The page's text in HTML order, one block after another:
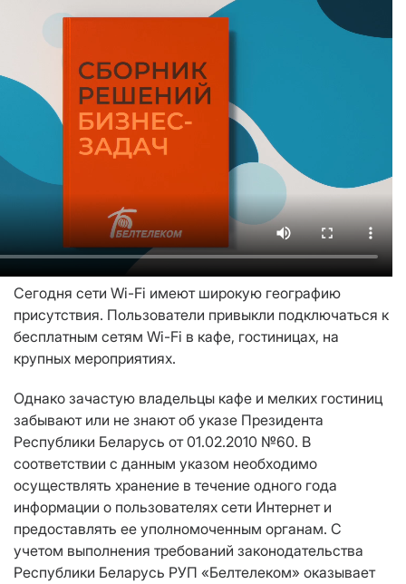
Сегодня сети Wi-Fi имеют широкую географию
присутствия. Пользователи привыкли подключаться к
бесплатным сетям Wi-Fi в кафе, гостиницах, на
крупных мероприятиях.
Однако зачастую владельцы кафе и мелких гостиниц
забывают или не знают об указе Президента
Республики Беларусь от 01.02.2010 №60. В
соответствии с данным указом необходимо
осуществлять хранение в течение одного года
информации о пользователях сети Интернет и
предоставлять ее уполномоченным органам. С
учетом выполнения требований законодательства
Республики Беларусь РУП «Белтелеком» оказывает